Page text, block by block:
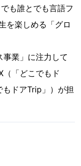
も誰とでも言語フ
を楽しめる「グロ
業」に注力して
（「どこでもド
ドアTrip」）が担